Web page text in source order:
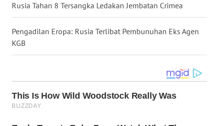
Rusia Tahan 8 Tersangka Ledakan Jembatan Crimea
Pengadilan Eropa: Rusia Terlibat Pembunuhan Eks Agen
KGB
SULTENG
WN
SULBAR
BABEL
WN